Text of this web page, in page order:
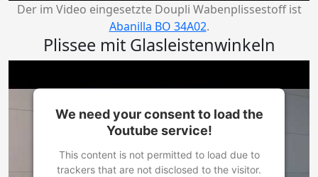
Der im Video eingesetzte Doupli Wabenplissestoff ist
Abanilla BO 34A02.
Plissee mit Glasleistenwinkeln
We need your consent to load the
Youtube service!
This content is not permitted to load due to
trackers that are not disclosed to the visitor.